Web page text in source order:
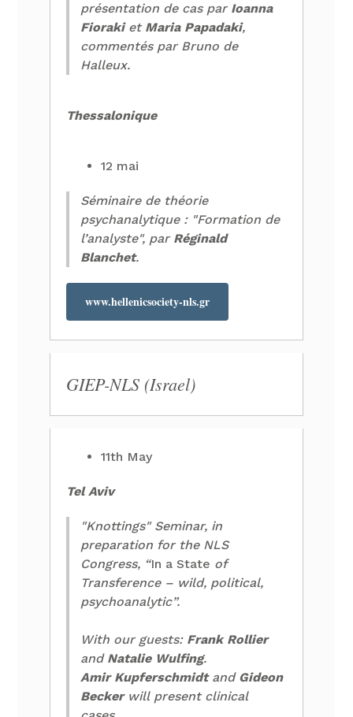
présentation de cas par Ioanna
Fiorakiet Maria Papadaki,
commentés par Bruno de
Halleux.
Thessalonique
12 mai
Séminaire de théorie
psychanalytique : "Formation de
l’analyste", par Réginald
Blanchet.
www.hellenicsociety-nls.gr
GIEP-NLS (Israel)
11th May
Tel Aviv
"Knottings" Seminar, in
preparation for the NLS
Congress, “In a State of
Transference – wild, political,
psychoanalytic”.
With our guests: Frank Rollier
and Natalie Wulfing.
Amir Kupferschmidtand Gideon
Beckerwill present clinical